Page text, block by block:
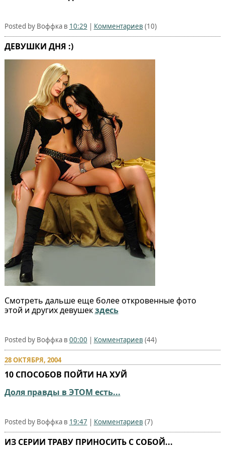
Posted by Воффка в 10:29 | Комментариев (10)
ДЕВУШКИ ДНЯ :)
Смотреть дальше еще более откровенные фото
этой и других девушекздесь
Posted by Воффка в 00:00 | Комментариев (44)
28 ОКТЯБРЯ, 2004
10 СПОСОБОВ ПОЙТИ НА ХУЙ
Доля правды в ЭТОМ есть...
Posted by Воффка в 19:47 | Комментариев (7)
ИЗ СЕРИИ ТРАВУ ПРИНОСИТЬ С СОБОЙ...